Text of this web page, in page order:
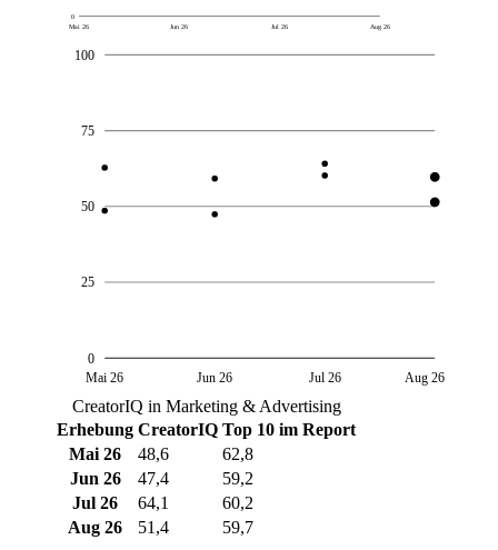
0
Mai 26 Jun 26 Jul 26 Aug 26
0
25
50
75
100
Mai 26 Jun 26 Jul 26 Aug 26
CreatorIQ in Marketing & Advertising
Erhebung CreatorIQ Top 10 im Report
Mai 26
48,6
62,8
Jun 26
47,4
59,2
Jul 26
64,1
60,2
Aug 26
51,4 59,7